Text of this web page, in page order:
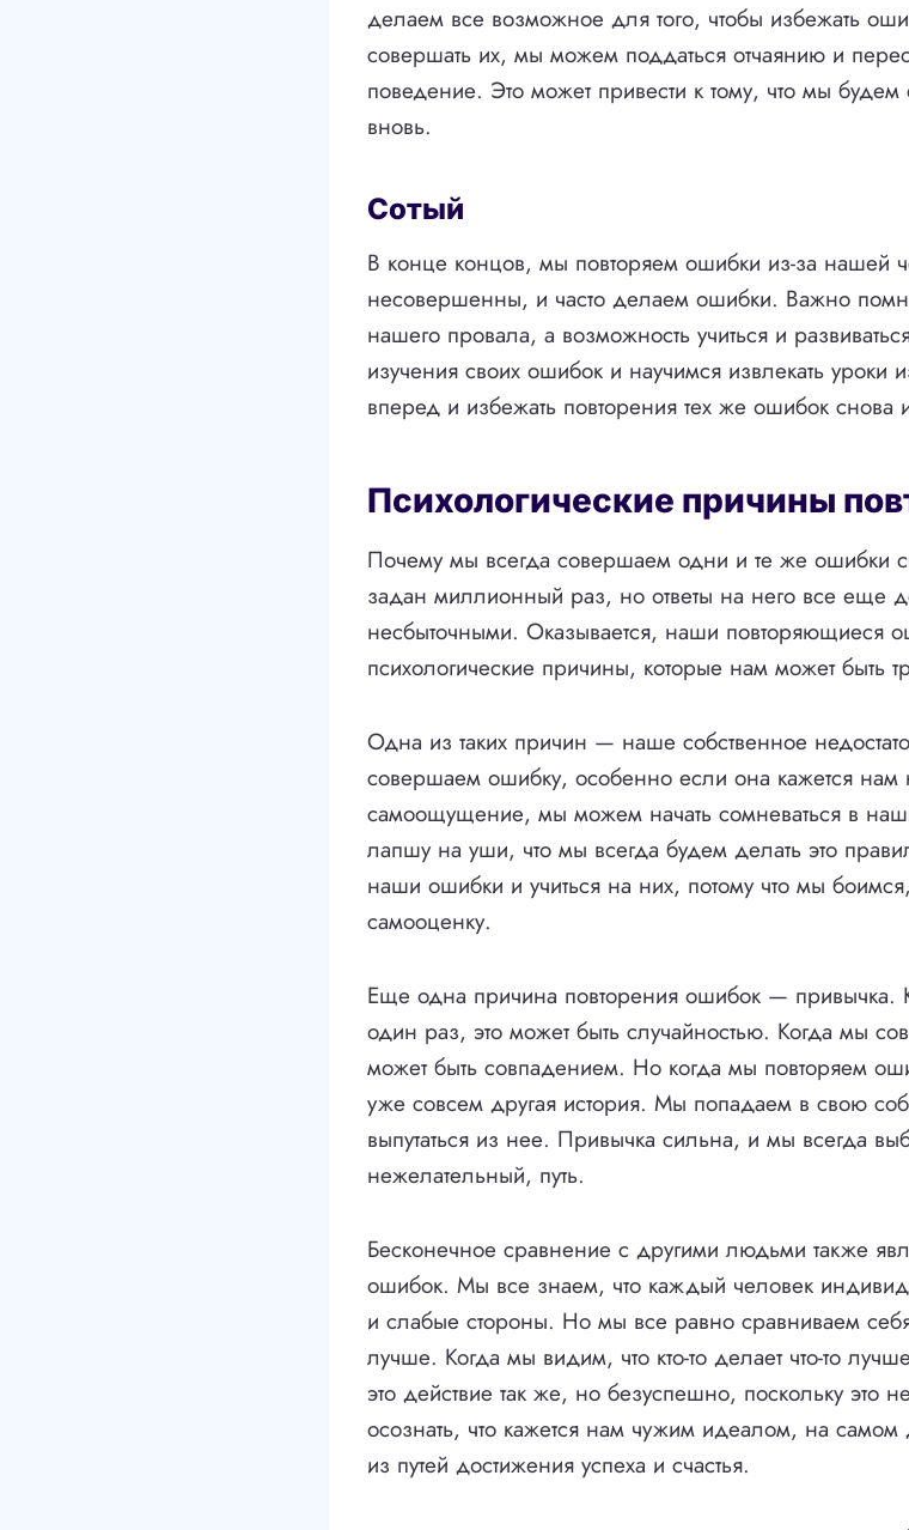
делаем все возможное для того, чтобы избежать
совершать их, мы можем поддаться отчаянию и
поведение. Это может привести к тому, что мы
вновь.
Сотый
В конце концов, мы повторяем ошибки из-за нашей
несовершенны, и часто делаем ошибки. Важно
нашего провала, а возможность учиться и
изучения своих ошибок и научимся извлекать уроки
вперед и избежать повторения тех же ошибок снова
Психологические причины
Почему мы всегда совершаем одни и те же ошибки
задан миллионный раз, но ответы на него все еще
несбыточными. Оказывается, наши повторяющиеся
психологические причины, которые нам может быть
Одна из таких причин — наше собственное
совершаем ошибку, особенно если она кажется нам
самоощущение, мы можем начать сомневаться в
лапшу на уши, что мы всегда будем делать это
наши ошибки и учиться на них, потому что мы
самооценку.
Еще одна причина повторения ошибок —
один раз, это может быть случайностью. Когда мы
может быть совпадением. Но когда мы повторяем
уже совсем другая история. Мы попадаем в свою
выпутаться из нее. Привычка сильна, и мы всегда
нежелательный, путь.
Бесконечное сравнение с другими людьми также
ошибок. Мы все знаем, что каждый человек
и слабые стороны. Но мы все равно сравниваем
лучше. Когда мы видим, что кто-то делает что-то
это действие так же, но безуспешно, поскольку
осознать, что кажется нам чужим идеалом, на
из путей достижения успеха и счастья.